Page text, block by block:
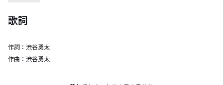
歌詞
作詞： 渋谷勇太
作曲： 渋谷勇太